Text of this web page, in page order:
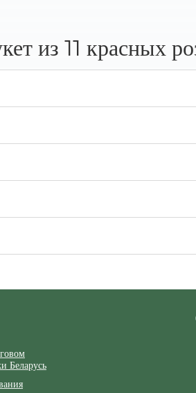
из 11 красных
Беларусь